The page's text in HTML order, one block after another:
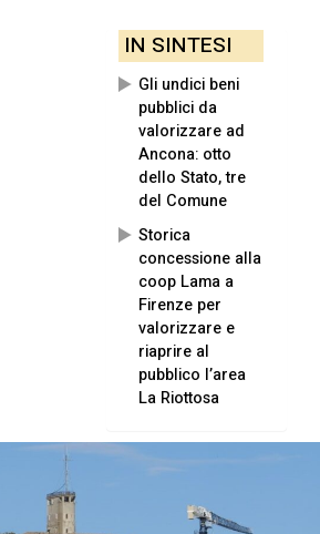
IN SINTESI
Gli undici beni
pubblici da
valorizzare ad
Ancona: otto
dello Stato, tre
del Comune
Storica
concessione alla
coop Lama a
Firenze per
valorizzare e
riaprire al
pubblico l’area
La Riottosa